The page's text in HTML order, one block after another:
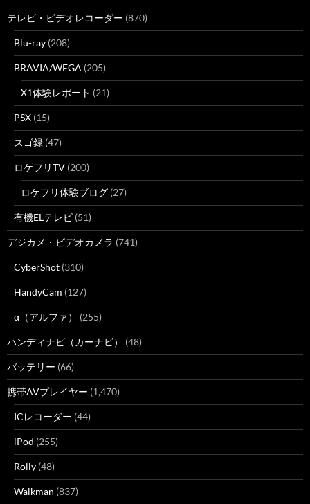
テレビ・ビデオレコーダー (870)
Blu-ray (208)
BRAVIA/WEGA (205)
X1体験レポート (21)
PSX (15)
スゴ録 (47)
ロケフリTV (200)
ロケフリ体験ブログ (27)
有機ELテレビ (51)
デジカメ・ビデオカメラ (741)
CyberShot (310)
HandyCam (127)
α（アルファ） (255)
ハンディナビ（カーナビ） (48)
バッテリー (66)
携帯AVプレイヤー (1,470)
ICレコーダー (44)
iPod (255)
Rolly (48)
Walkman (837)